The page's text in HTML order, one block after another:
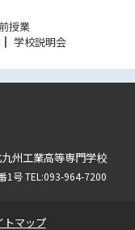
授業
学校説明会
州工業高等専門学校
1号 TEL:093-964-7200
トマップ